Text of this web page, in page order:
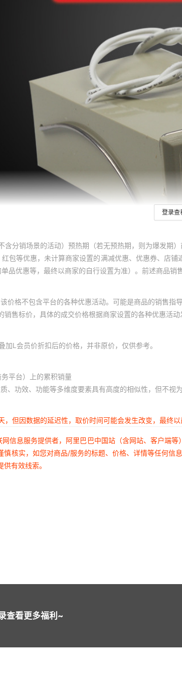
登录查
含分销场景的活动）预热期（若无预热期，则为爆发
包等优惠，未计算商家设置的满减优惠、优惠券、店
品优惠等，最终以商家的自行设置为准）。前述商品
价格不包含平台的各种优惠活动。可能是商品的销售指
售标价，具体的成交价格根据商家设置的各种优惠活动
L会员价折扣后的价格，并非原价，仅供参考。
平台）上的累积销量
、功效、功能等多维度要素具有高度的相似性，但不视
但因数据的延迟性，取价时间可能会发生改变，最终
信息服务提供者，阿里巴巴中国站（含网站、客户端
核实，如您对商品/服务的标题、价格、详情等任何
有效线索。
查看更多福利~